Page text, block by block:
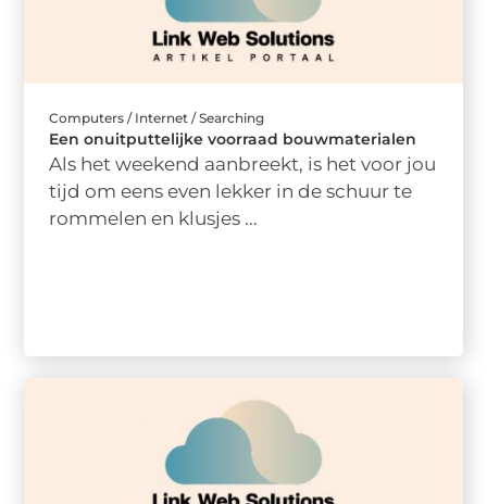
Computers / Internet / Searching
Een onuitputtelijke voorraad bouwmaterialen
Als het weekend aanbreekt, is het voor jou
tijd om eens even lekker in de schuur te
rommelen en klusjes ...